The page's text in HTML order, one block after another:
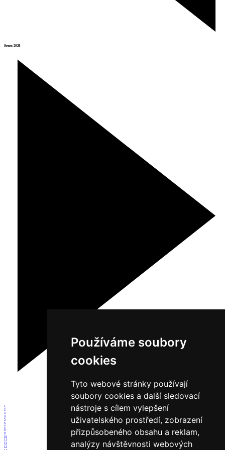
Používáme soubory
cookies
Tyto webové stránky používají
soubory cookies a další sledovací
nástroje s cílem vylepšení
uživatelského prostředí, zobrazení
přizpůsobeného obsahu a reklam,
analýzy návštěvnosti webových
Srpen 2026
1
2
3
4
5
6
7
8
9
10
11
12
13